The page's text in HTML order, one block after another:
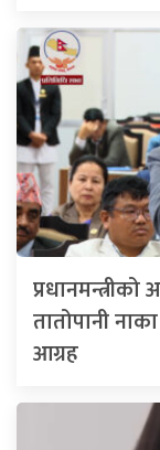
तातोपानी
आग्रह